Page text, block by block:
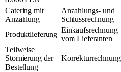
Catering mit
Anzahlung
Anzahlungs- und
Schlussrechnung
Produktlieferung
Einkaufsrechnung
vom Lieferanten
Teilweise
Stornierung der
Bestellung
Korrekturrechnung